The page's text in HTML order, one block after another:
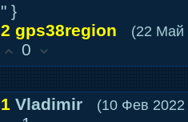
" }
2 gps38region (22 Май
0
1 Vladimir (10 Фев 2022